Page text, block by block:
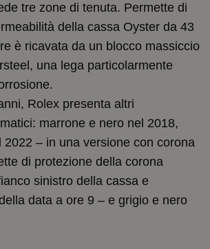
tre zone di tenuta. Permette di
della cassa Oyster da 43
è ricavata da un blocco massiccio
una lega particolarmente
Rolex presenta altri
marrone e nero nel 2018,
2022 – in una versione con corona
di protezione della corona
sinistro della cassa e
data a ore 9 – e grigio e nero